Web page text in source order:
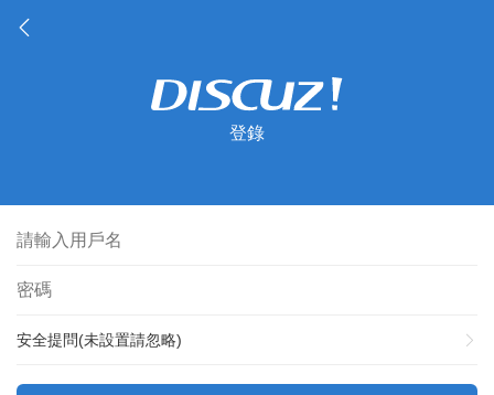
登錄
安全提問(未設置請忽略)